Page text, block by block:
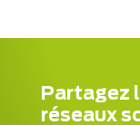
Partagez
réseaux